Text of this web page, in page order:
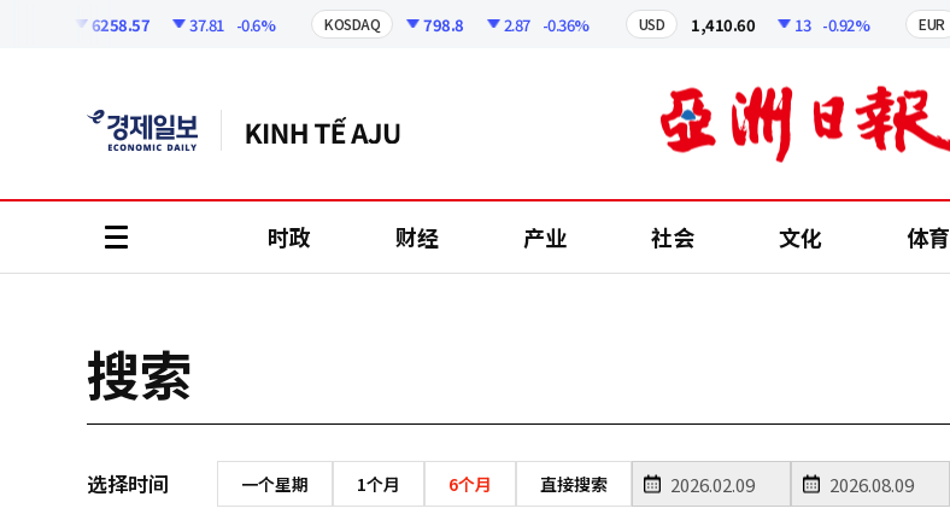
6258.57 37.81 -0.6% KOSDAQ 798.8 2.87 -0.36% USD 1,410.60 13 -0.92% EUR
时政 财经 产业 社会 文化 体育
搜索
选择时间 一个星期 1个月 6个月 直接搜索